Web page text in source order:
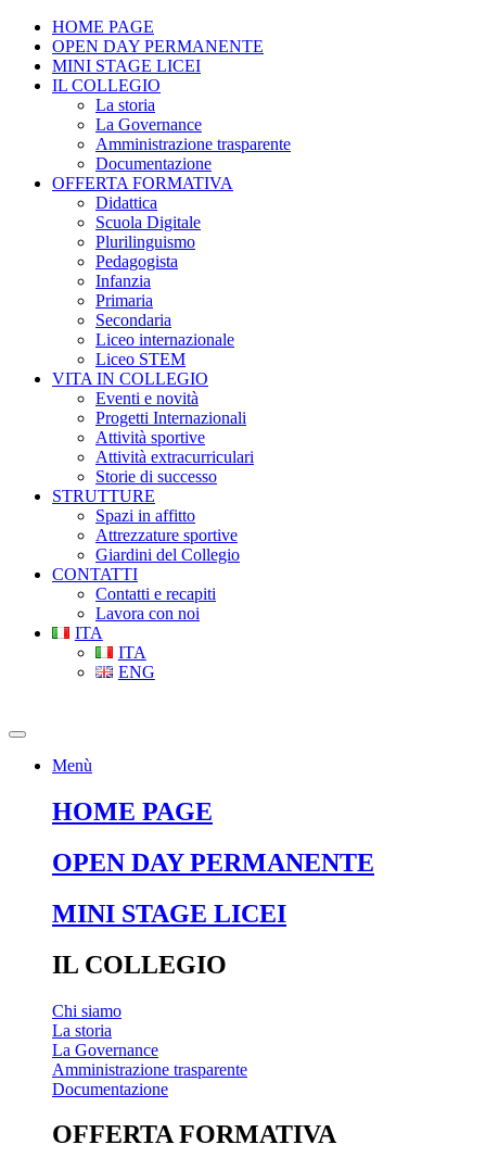
HOME PAGE
OPEN DAY PERMANENTE
MINI STAGE LICEI
IL COLLEGIO
La storia
La Governance
Amministrazione trasparente
Documentazione
OFFERTA FORMATIVA
Didattica
Scuola Digitale
Plurilinguismo
Pedagogista
Infanzia
Primaria
Secondaria
Liceo internazionale
Liceo STEM
VITA IN COLLEGIO
Eventi e novità
Progetti Internazionali
Attività sportive
Attività extracurriculari
Storie di successo
STRUTTURE
Spazi in affitto
Attrezzature sportive
Giardini del Collegio
CONTATTI
Contatti e recapiti
Lavora con noi
ITA
ITA
ENG
Menù
HOME PAGE
OPEN DAY PERMANENTE
MINI STAGE LICEI
IL COLLEGIO
Chi siamo
La storia
La Governance
Amministrazione trasparente
Documentazione
OFFERTA FORMATIVA